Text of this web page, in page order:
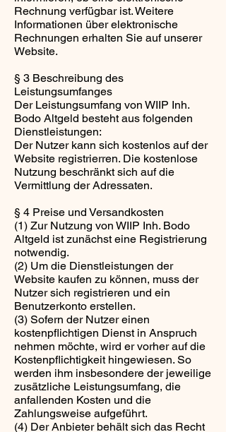
Rechnung verfügbar ist. Weitere
Informationen über elektronische
Rechnungen erhalten Sie auf unserer
Website.
§ 3 Beschreibung des
Leistungsumfanges
Der Leistungsumfang von WIIP Inh.
Bodo Altgeld besteht aus folgenden
Dienstleistungen:
Der Nutzer kann sich kostenlos auf der
Website registrierren. Die kostenlose
Nutzung beschränkt sich auf die
Vermittlung der Adressaten.
§ 4 Preise und Versandkosten
(1) Zur Nutzung von WIIP Inh. Bodo
Altgeld ist zunächst eine Registrierung
notwendig.
(2) Um die Dienstleistungen der
Website kaufen zu können, muss der
Nutzer sich registrieren und ein
Benutzerkonto erstellen.
(3) Sofern der Nutzer einen
kostenpflichtigen Dienst in Anspruch
nehmen möchte, wird er vorher auf die
Kostenpflichtigkeit hingewiesen. So
werden ihm insbesondere der jeweilige
zusätzliche Leistungsumfang, die
anfallenden Kosten und die
Zahlungsweise aufgeführt.
(4) Der Anbieter behält sich das Recht